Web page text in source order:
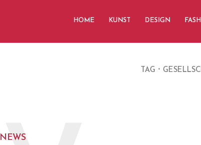
HOME KUNST DESIGN
TAG
NEWS